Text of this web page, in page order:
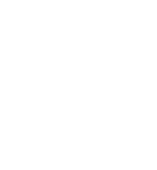
です。
ありません。
です。